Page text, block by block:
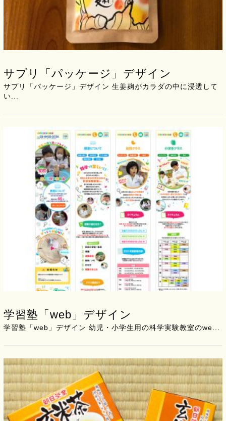
サプリ「パッケージ」デザイン
サプリ「パッケージ」デザイン 生姜麹がカラダの中に浸透して
い...
学習塾「web」デザイン
学習塾「web」デザイン 幼児・小学生用の科学実験教室のwe...